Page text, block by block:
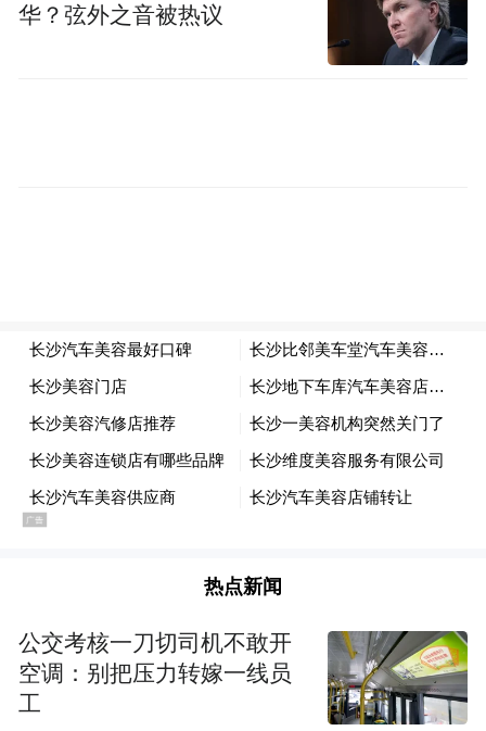
保护反应，也是身体试图保护受伤区域，避
痰”：
1.坐直身体（卧床者可垫高上半身），双肩
放松，用鼻子缓慢深吸气，让空气充分进入
肺部，使胸廓扩张到最大，屏住呼吸2-3秒，
为咳嗽积累足够气流。
2.双手环抱胸部（或用手掌轻按腹部），身
体微微前倾，用腹部发力（而非喉咙），快
速收缩胸廓，通过喉咙发出“哈”的短促声
音，连续咳嗽2-3次，利用气流冲击力将深部
华？弦外之音被热议
热点新闻
公交考核一刀切司机不敢开
空调：别把压力转嫁一线员
工